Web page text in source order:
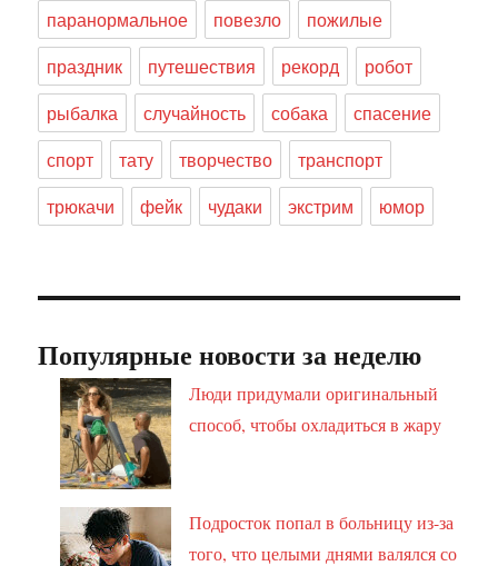
паранормальное
повезло
пожилые
праздник
путешествия рекорд
робот
рыбалка
случайность собака
спасение
спорт
тату творчество
транспорт
трюкачи
фейк чудаки экстрим юмор
Популярные новости за неделю
Люди придумали оригинальный
способ, чтобы охладиться в жару
Подросток попал в больницу из-за
того, что целыми днями валялся со